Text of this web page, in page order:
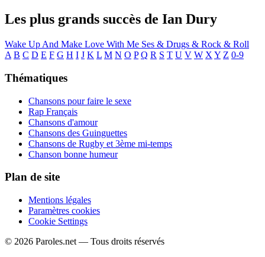
Les plus grands succès de Ian Dury
Wake Up And Make Love With Me Ses & Drugs & Rock & Roll
A B C D E F G H I J K L M N O P Q R S T U V W X Y Z 0-9
Thématiques
Chansons pour faire le sexe
Rap Français
Chansons d'amour
Chansons des Guinguettes
Chansons de Rugby et 3ème mi-temps
Chanson bonne humeur
Plan de site
Mentions légales
Paramètres cookies
Cookie Settings
© 2026 Paroles.net — Tous droits réservés